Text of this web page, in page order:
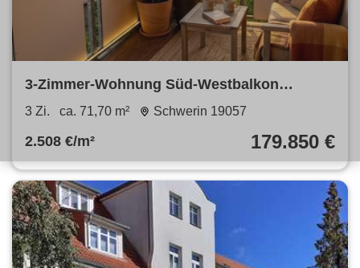
3-Zimmer-Wohnung Süd-Westbalkon
Stellplatz Neumühler See Ruhige Wohnlage
3 Zi. ca. 71,70 m² Schwerin 19057
2.508 €/m² 179.850 €